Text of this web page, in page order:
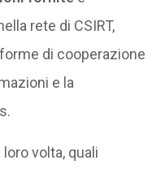
rete di CSIRT,
di cooperazione
e la
volta, quali